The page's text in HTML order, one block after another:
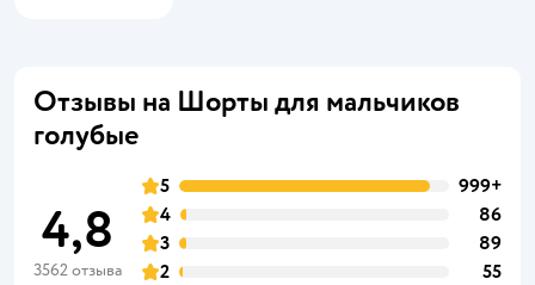
Отзывы на Шорты для мальчиков
голубые
4,8
3562 отзыва
5
999+
4
86
3
89
2
55